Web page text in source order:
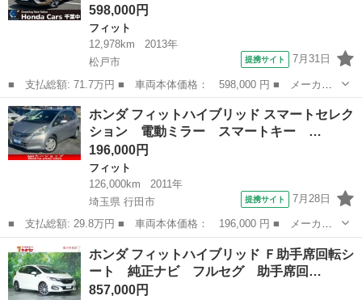
598,000円
フィット
12,978km
2013年
松戸市
提携サイト 7月31日
■ 支払総額: 71.7万円 ■ 車両本体価格： 598,000 円 ■ メーカー
名： ホンダ ■ 車種名： フィットハイブリッド ■ グレード
名： Ｆパッケージ あんしんパッケージ 純正メモリーナビ Ｂカ
メラ ＬＥＤヘッ...
千葉 松戸市 フィット
ホンダ フィットハイブリッド スマートセレク
ション 電動ミラー スマートキー …
196,000円
フィット
126,000km
2011年
埼玉県 行田市
提携サイト 7月28日
■ 支払総額: 29.8万円 ■ 車両本体価格： 196,000 円 ■ メーカー
名： ホンダ ■ 車種名： フィットハイブリッド ■ グレード
名： スマートセレクション 電動ミラー スマートキー オートク
ルーズコントロー...
埼玉 行田市 フィット
ホンダ フィットハイブリッド Ｆ助手席回転シ
ート 純正ナビ フルセグ 助手席回…
857,000円